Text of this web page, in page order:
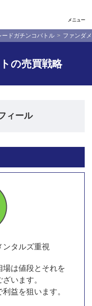
メニュー
ードガチンコバトル ファンダ
の売買戦略
ィール
ンタルズ重視
は値段とそれを
います。
益を狙います。